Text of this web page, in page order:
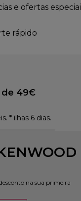
e ofertas
rápido
de 49€
* ilhas 6 dias.
na sua primeira